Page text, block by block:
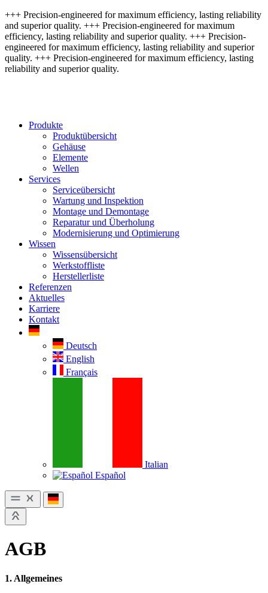
+++ Precision-engineered for maximum efficiency, lasting reliability
and superior quality. +++ Precision-engineered for maximum
efficiency, lasting reliability and superior quality. +++ Precision-
engineered for maximum efficiency, lasting reliability and superior
quality. +++ Precision-engineered for maximum efficiency, lasting
reliability and superior quality.
Produkte
Produktübersicht
Gehäuse
Elemente
Wellen
Services
Serviceübersicht
Wartung und Inspektion
Montage und Demontage
Reparatur und Überholung
Modernisierung und Optimierung
Wissen
Wissensübersicht
Werkstoffliste
Herstellerliste
Referenzen
Aktuelles
Karriere
Kontakt
Deutsch
English
Français
Italian
Español
AGB
1. Allgemeines